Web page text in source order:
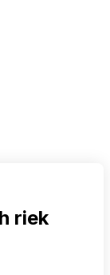
riek